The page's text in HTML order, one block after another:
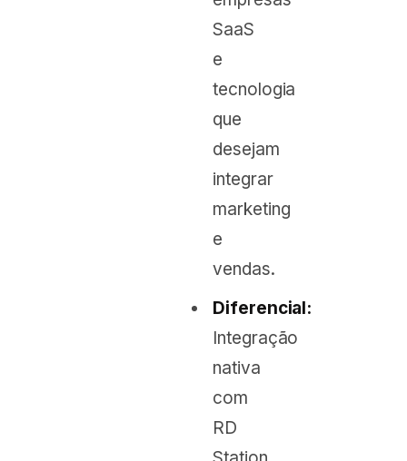
SaaS
e
tecnologia
que
desejam
integrar
marketing
e
vendas.
Diferencial:
Integração
nativa
com
RD